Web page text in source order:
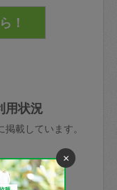
金の50%
セル＝依頼
時開始の場
ンセル料が
カジさんに
スカジさん
となるので
や金庫に入
るよう心掛
い：初めて
いけない点
用状況
載しています。
×